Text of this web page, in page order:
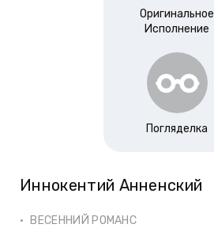
Иннокентий Анненский
ВЕСЕННИЙ РОМАНС
Оригинальное
Исполнение
Погляделка